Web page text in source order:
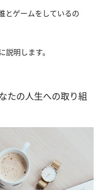
とゲームをしているの
明します。
たの人生への取り組